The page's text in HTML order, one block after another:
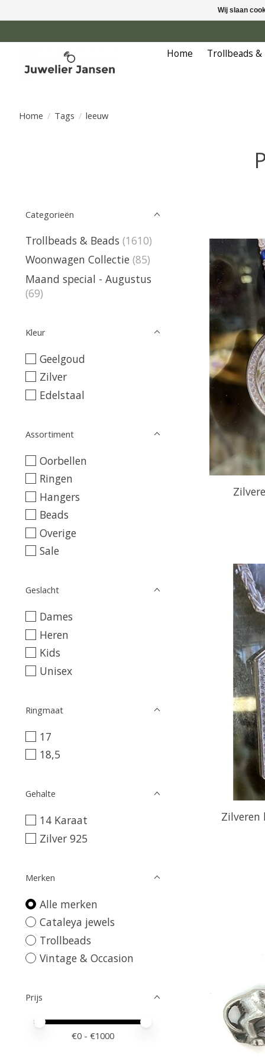
Home Trollbeads &
Home / Tags / leeuw
Categorieën
Trollbeads & Beads (1610)
Woonwagen Collectie (85)
Maand special - Augustus
(69)
Kleur
Geelgoud
Zilver
Edelstaal
Assortiment
Oorbellen
Ringen
Hangers
Beads
Overige
Sale
Geslacht
Dames
Heren
Kids
Unisex
Ringmaat
17
18,5
Gehalte
14 Karaat
Zilver 925
Merken
Alle merken
Cataleya jewels
Trollbeads
Vintage & Occasion
Prijs
Minimale prijswaarde
Price maximum value
€0 - €1000
Zilveren
Wij slaan